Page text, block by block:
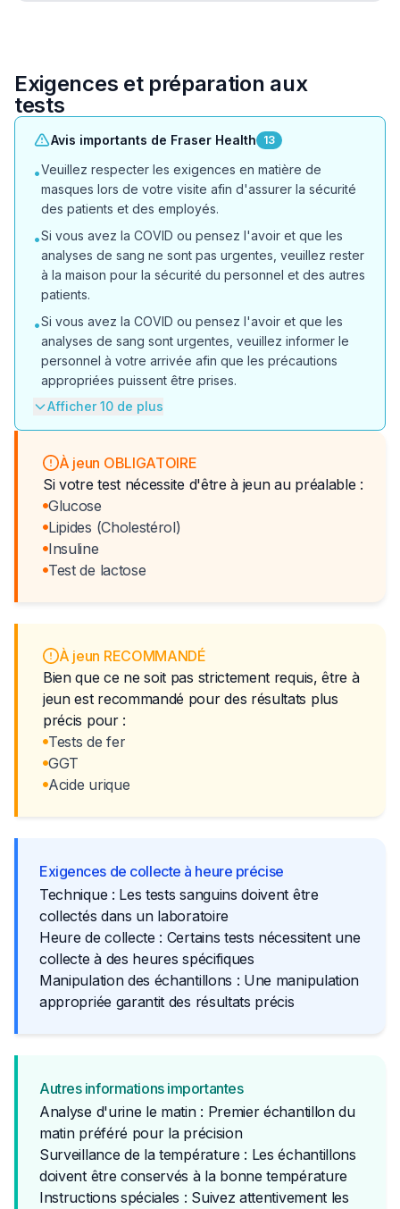
Exigences et préparation aux
tests
Avis importants de Fraser Health 13
•Veuillez respecter les exigences en matière de
masques lors de votre visite afin d'assurer la sécurité
des patients et des employés.
•Si vous avez la COVID ou pensez l'avoir et que les
analyses de sang ne sont pas urgentes, veuillez rester
à la maison pour la sécurité du personnel et des autres
patients.
•Si vous avez la COVID ou pensez l'avoir et que les
analyses de sang sont urgentes, veuillez informer le
personnel à votre arrivée afin que les précautions
appropriées puissent être prises.
Afficher 10 de plus
À jeun OBLIGATOIRE
Si votre test nécessite d'être à jeun au préalable :
Glucose
Lipides (Cholestérol)
Insuline
Test de lactose
À jeun RECOMMANDÉ
Bien que ce ne soit pas strictement requis, être à
jeun est recommandé pour des résultats plus
précis pour :
Tests de fer
GGT
Acide urique
Exigences de collecte à heure précise
Technique : Les tests sanguins doivent être
collectés dans un laboratoire
Heure de collecte : Certains tests nécessitent une
collecte à des heures spécifiques
Manipulation des échantillons : Une manipulation
appropriée garantit des résultats précis
Autres informations importantes
Analyse d'urine le matin : Premier échantillon du
matin préféré pour la précision
Surveillance de la température : Les échantillons
doivent être conservés à la bonne température
Instructions spéciales : Suivez attentivement les